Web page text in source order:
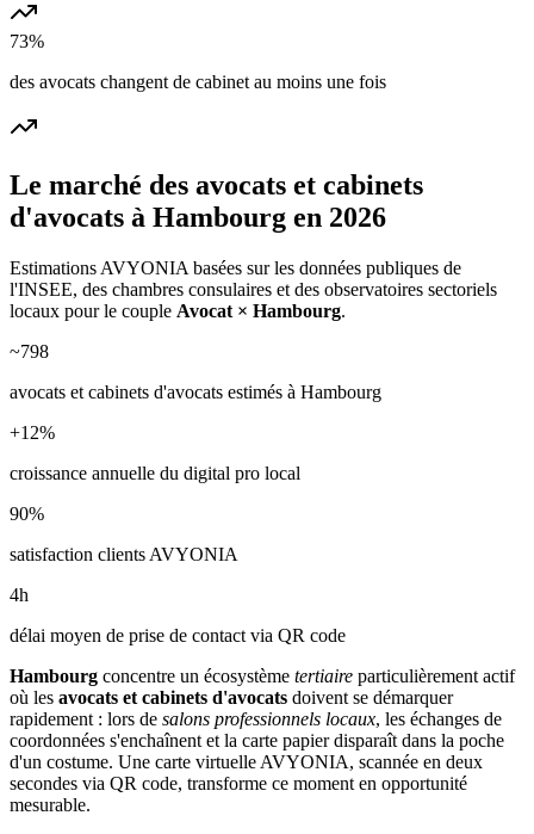
73%
des avocats changent de cabinet au moins une fois
Le marché des avocats et cabinets
d'avocats à Hambourg en 2026
Estimations AVYONIA basées sur les données publiques de
l'INSEE, des chambres consulaires et des observatoires sectoriels
locaux pour le couple Avocat × Hambourg.
~798
avocats et cabinets d'avocats estimés à Hambourg
+12%
croissance annuelle du digital pro local
90%
satisfaction clients AVYONIA
4h
délai moyen de prise de contact via QR code
Hambourg concentre un écosystème tertiaire particulièrement actif
où les avocats et cabinets d'avocats doivent se démarquer
rapidement : lors de salons professionnels locaux, les échanges de
coordonnées s'enchaînent et la carte papier disparaît dans la poche
d'un costume. Une carte virtuelle AVYONIA, scannée en deux
secondes via QR code, transforme ce moment en opportunité
mesurable.